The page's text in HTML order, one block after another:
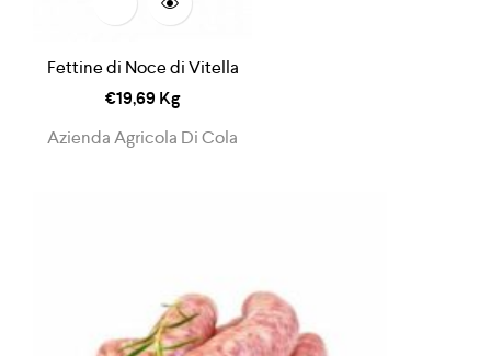
Fettine di Noce di Vitella
€19,69 Kg
Azienda Agricola Di Cola